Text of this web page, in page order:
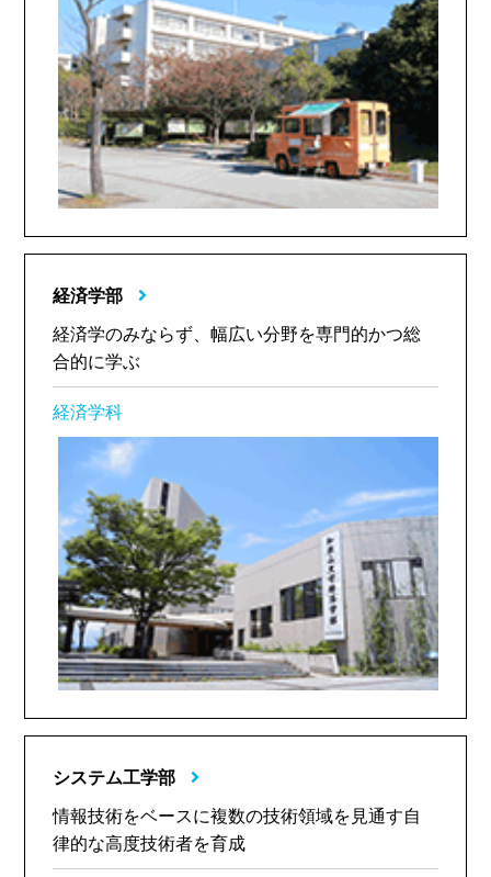
経済学部
経済学のみならず、幅広い分野を専門的かつ総
合的に学ぶ
経済学科
システム工学部
情報技術をベースに複数の技術領域を見通す自
律的な高度技術者を育成